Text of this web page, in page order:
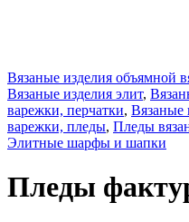
Вязаные изделия объямной
Вязаные изделия элит,
варежки, перчатки, Вязаные
варежки, пледы, Пледы
Элитные шарфы и шапки
Пледы